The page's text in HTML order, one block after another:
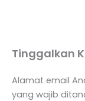
Tinggalkan
Alamat email
yang wajib